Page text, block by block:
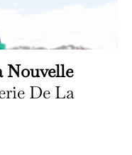
Nouvelle
De La